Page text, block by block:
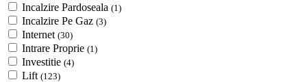
Incalzire Pardoseala (1)
Incalzire Pe Gaz (3)
Internet (30)
Intrare Proprie (1)
Investitie (4)
Lift (123)